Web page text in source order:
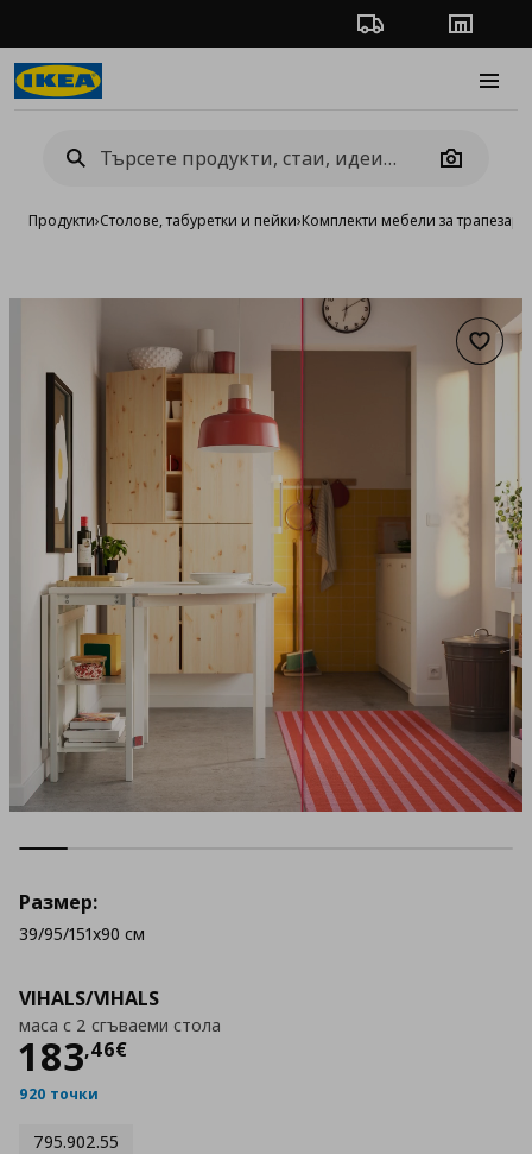
Проследяване на
Camera
Продукти›Столове, табуретки и пейки›Комплекти мебели за
VIHALS/VIHALS
маса с 2 сгъваеми стола
183,46€
Цена183,46 €
920 точки
795.902.55
Размер:
39/95/151x90 см